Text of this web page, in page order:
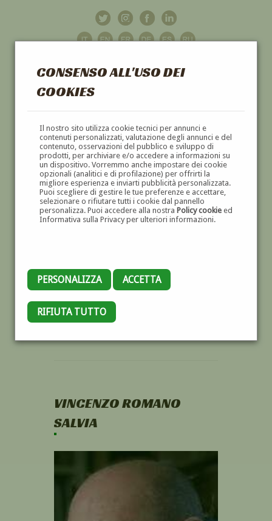
CONSENSO ALL'USO DEI
COOKIES
Il nostro sito utilizza cookie tecnici per annunci e
contenuti personalizzati, valutazione degli annunci e del
contenuto, osservazioni del pubblico e sviluppo di
prodotti, per archiviare e/o accedere a informazioni su
un dispositivo. Vorremmo anche impostare dei cookie
opzionali (analitici e di profilazione) per offrirti la
migliore esperienza e inviarti pubblicità personalizzata.
Puoi scegliere di gestire le tue preferenze e accettare,
selezionare o rifiutare tutti i cookie dal pannello
personalizza. Puoi accedere alla nostra Policy cookieed
Informativa sulla Privacy per ulteriori informazioni.
PERSONALIZZA ACCETTA
RIFIUTA TUTTO
GALLERIAD'ARTE
DIPINTI E SCULTURE '800 E '900
VINCENZO ROMANO
SALVIA